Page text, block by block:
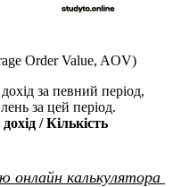
Order Value, AOV)
за певний період,
за цей період.
/ Кількість
онлайн калькулятора